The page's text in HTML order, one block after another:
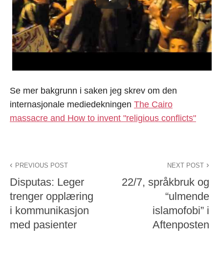
Se mer bakgrunn i saken jeg skrev om den
internasjonale mediedekningen The Cairo
massacre and How to invent "religious conflicts"
PREVIOUS POST
Disputas: Leger
trenger opplæring
i kommunikasjon
med pasienter
NEXT POST
22/7, språkbruk og
“ulmende
islamofobi” i
Aftenposten